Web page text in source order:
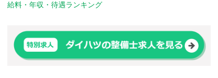
給料・年収・待遇ランキング